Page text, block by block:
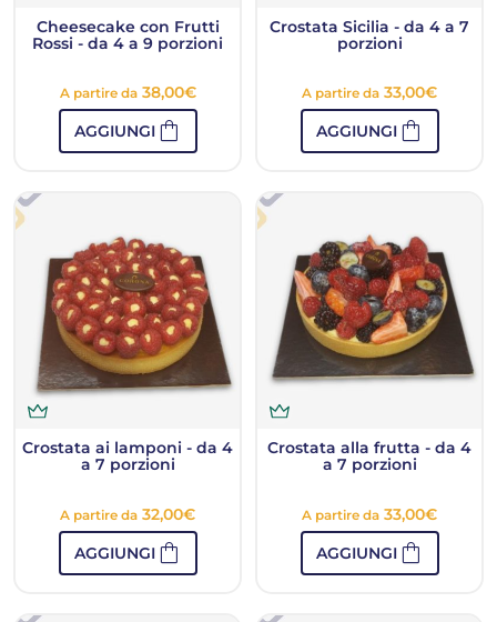
Cheesecake con Frutti
Rossi - da 4 a 9 porzioni
A partire da 38,00€
AGGIUNGIshopping_bag
Crostata Sicilia - da 4 a 7
porzioni
A partire da 33,00€
AGGIUNGIshopping_bag
Crostata ai lamponi - da 4
a 7 porzioni
A partire da 32,00€
AGGIUNGIshopping_bag
Crostata alla frutta - da 4
a 7 porzioni
A partire da 33,00€
AGGIUNGIshopping_bag